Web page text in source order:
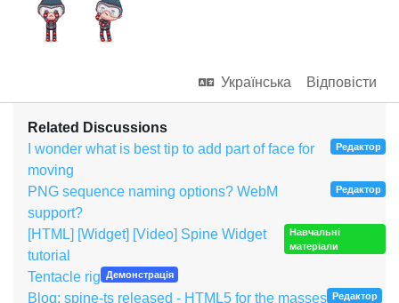
Українська Відповісти
Related Discussions
I wonder what is best tip to add part of face for
moving
Редактор
PNG sequence naming options? WebM
support?
Редактор
[HTML] [Widget] [Video] Spine Widget
tutorial
Навчальні
матеріали
Tentacle rig Демонстрація
Blog: spine-ts released - HTML5 for the masses Редактор